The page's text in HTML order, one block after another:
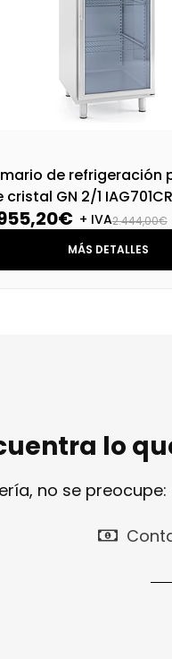
de refrigeración
cristal GN 2/1 IAG701CR
+ IVA2.444,00€
MÁS DETALLES
lo
no se